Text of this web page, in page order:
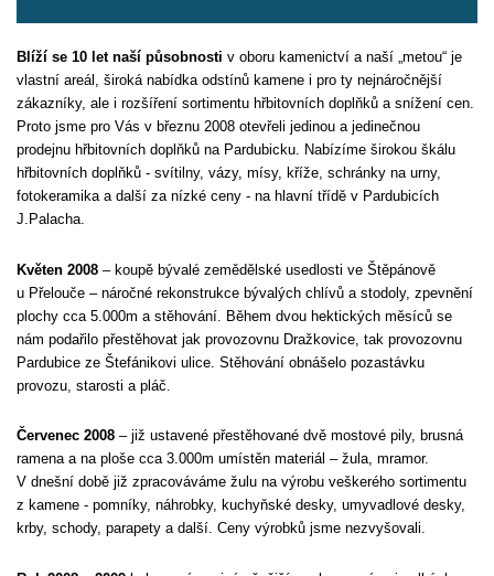
Blíží se 10 let naší působnosti v oboru kamenictví a naší „metou“ je
vlastní areál, široká nabídka odstínů kamene i pro ty nejnáročnější
zákazníky, ale i rozšíření sortimentu hřbitovních doplňků a snížení cen.
Proto jsme pro Vás v březnu 2008 otevřeli jedinou a jedinečnou
prodejnu hřbitovních doplňků na Pardubicku. Nabízíme širokou škálu
hřbitovních doplňků - svítilny, vázy, mísy, kříže, schránky na urny,
fotokeramika a další za nízké ceny - na hlavní třídě v Pardubicích
J.Palacha.
Květen 2008 – koupě bývalé zemědělské usedlosti ve Štěpánově
u Přelouče – náročné rekonstrukce bývalých chlívů a stodoly, zpevnění
plochy cca 5.000m a stěhování. Během dvou hektických měsíců se
nám podařilo přestěhovat jak provozovnu Dražkovice, tak provozovnu
Pardubice ze Štefánikovi ulice. Stěhování obnášelo pozastávku
provozu, starosti a pláč.
Červenec 2008 – již ustavené přestěhované dvě mostové pily, brusná
ramena a na ploše cca 3.000m umístěn materiál – žula, mramor.
V dnešní době již zpracováváme žulu na výrobu veškerého sortimentu
z kamene - pomníky, náhrobky, kuchyňské desky, umyvadlové desky,
krby, schody, parapety a další. Ceny výrobků jsme nezvyšovali.